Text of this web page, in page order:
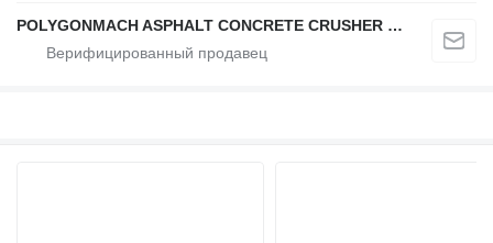
POLYGONMACH ASPHALT CONCRETE CRUSHER SYSTEMS